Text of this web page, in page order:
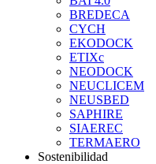
BREDECA
CYCH
EKODOCK
ETIXc
NEODOCK
NEUCLICEM
NEUSBED
SAPHIRE
SIAEREC
TERMAERO
Sostenibilidad